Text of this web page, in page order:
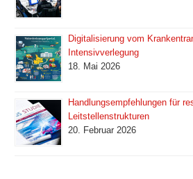
Digitalisierung vom
Intensivverlegung
18. Mai 2026
Handlungsempfehlungen für
Leitstellenstrukturen
20. Februar 2026